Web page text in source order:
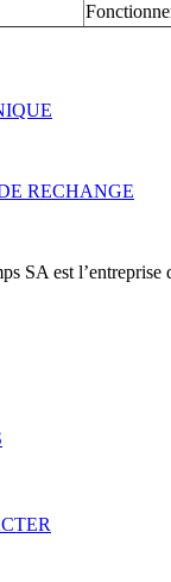
RECHANGE
SA est l’entreprise